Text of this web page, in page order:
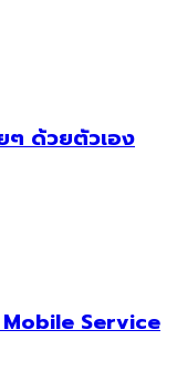
ๆ ด้วยตัวเอง
Service